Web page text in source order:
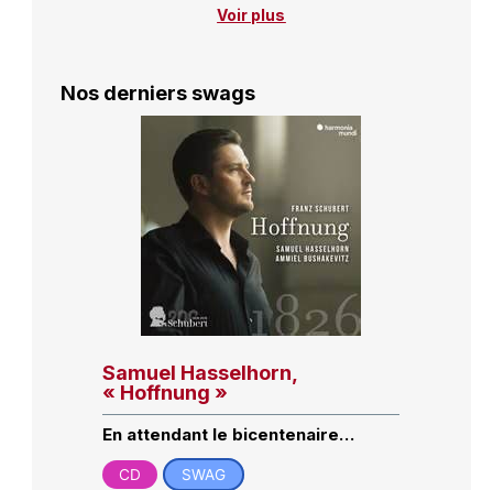
Voir plus
Nos derniers swags
Samuel Hasselhorn,
« Hoffnung »
En attendant le bicentenaire…
CD SWAG